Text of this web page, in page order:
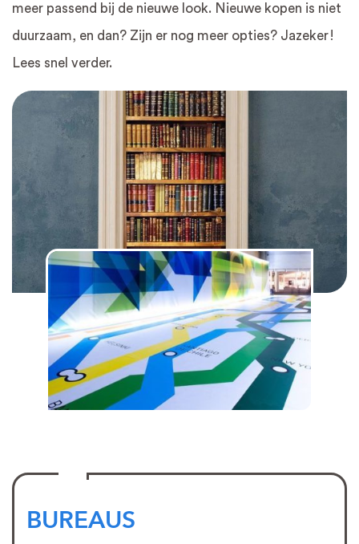
meer passend bij de nieuwe look. Nieuwe kopen is niet
duurzaam, en dan? Zijn er nog meer opties? Jazeker!
Lees snel verder.
BUREAUS